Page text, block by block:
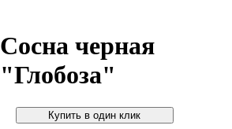
Сосна черная
"Глобоза"